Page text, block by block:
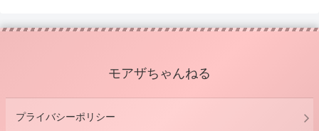
モアザちゃんねる
プライバシーポリシー